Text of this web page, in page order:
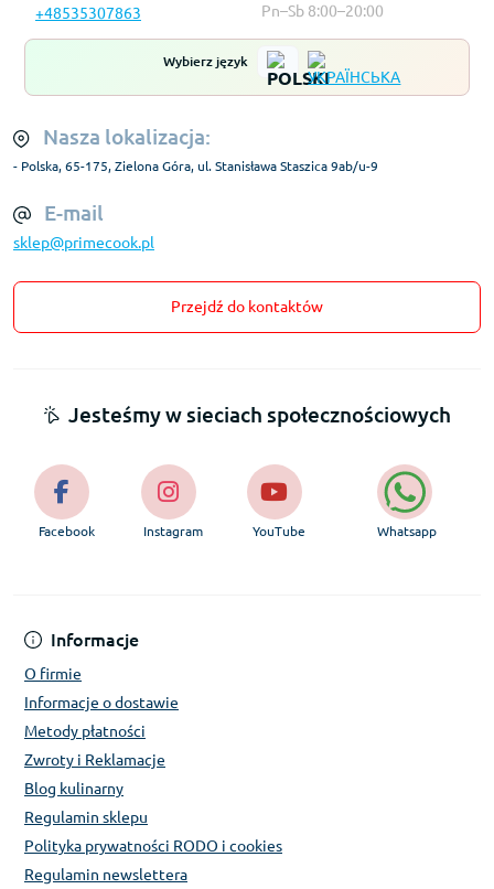
+48535307863 Pn–Sb 8:00–20:00
Wybierz język
Nasza lokalizacja:
- Polska, 65-175, Zielona Góra, ul. Stanisława Staszica 9ab/u-9
E-mail
sklep@primecook.pl
Przejdź do kontaktów
Informacje
O firmie
Informacje o dostawie
Metody płatności
Zwroty i Reklamacje
Blog kulinarny
Regulamin sklepu
Polityka prywatności RODO i cookies
Regulamin newslettera
Jesteśmy w sieciach społecznościowych
Facebook Instagram YouTube Whatsapp